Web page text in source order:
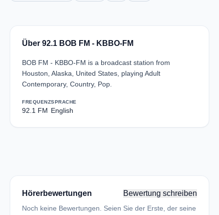
Über 92.1 BOB FM - KBBO-FM
BOB FM - KBBO-FM is a broadcast station from
Houston, Alaska, United States, playing Adult
Contemporary, Country, Pop.
FREQUENZ
92.1 FM
SPRACHE
English
Hörerbewertungen Bewertung schreiben
Noch keine Bewertungen. Seien Sie der Erste, der seine